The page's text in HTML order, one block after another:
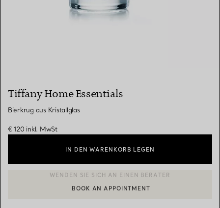
Tiffany Home Essentials
Bierkrug aus Kristallglas
€ 120 inkl. MwSt
IN DEN WARENKORB LEGEN
EINEN KUNDENBERATER KONTAKTIEREN ODER EINEN
BOOK AN APPOINTMENT